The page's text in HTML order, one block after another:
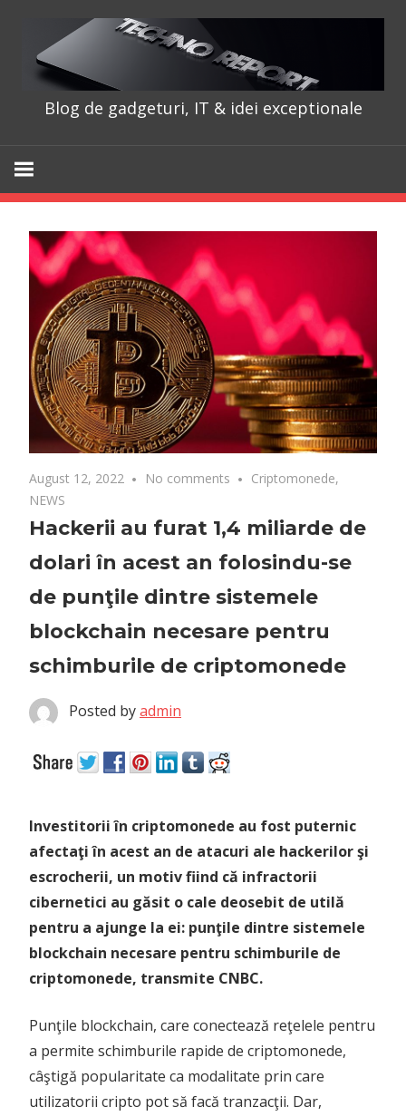
content
Blog de gadgeturi, IT & idei exceptionale
August 12, 2022 No comments Criptomonede,
NEWS
Hackerii au furat 1,4 miliarde de
dolari în acest an folosindu-se
de punţile dintre sistemele
blockchain necesare pentru
schimburile de criptomonede
Posted byadmin
Investitorii în criptomonede au fost puternic
afectaţi în acest an de atacuri ale hackerilor şi
escrocherii, un motiv fiind că infractorii
cibernetici au găsit o cale deosebit de utilă
pentru a ajunge la ei: punţile dintre sistemele
blockchain necesare pentru schimburile de
criptomonede, transmite CNBC.
Punţile blockchain, care conectează reţelele pentru
a permite schimburile rapide de criptomonede,
câştigă popularitate ca modalitate prin care
utilizatorii cripto pot să facă tranzacţii. Dar,